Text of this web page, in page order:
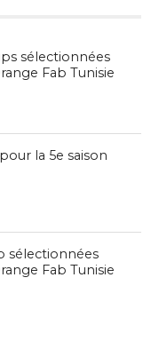
sélectionnées
Fab Tunisie
la 5e saison
sélectionnées
Fab Tunisie